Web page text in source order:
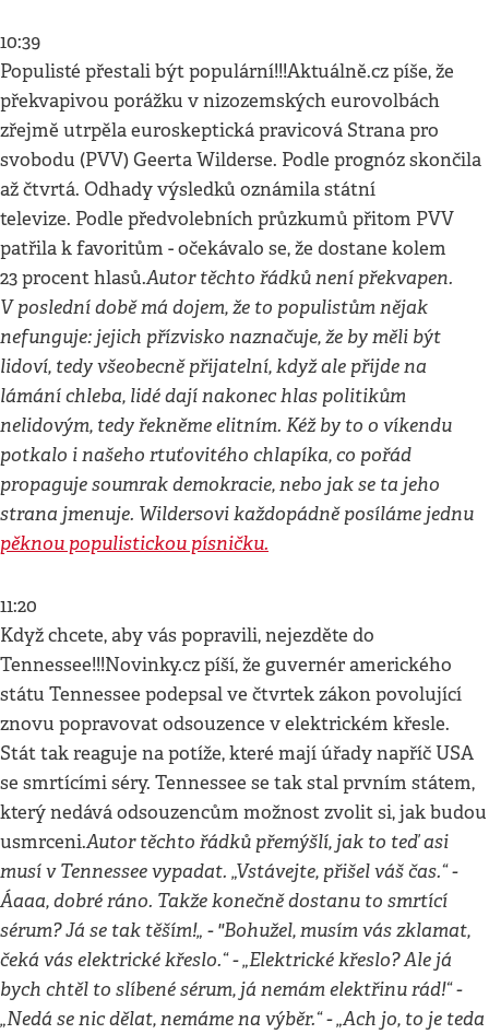
10:39
Populisté přestali být populární!!!Aktuálně.cz píše, že
překvapivou porážku v nizozemských eurovolbách
zřejmě utrpěla euroskeptická pravicová Strana pro
svobodu (PVV) Geerta Wilderse. Podle prognóz skončila
až čtvrtá. Odhady výsledků oznámila státní
televize. Podle předvolebních průzkumů přitom PVV
patřila k favoritům - očekávalo se, že dostane kolem
23 procent hlasů.Autor těchto řádků není překvapen.
V poslední době má dojem, že to populistům nějak
nefunguje: jejich přízvisko naznačuje, že by měli být
lidoví, tedy všeobecně přijatelní, když ale přijde na
lámání chleba, lidé dají nakonec hlas politikům
nelidovým, tedy řekněme elitním. Kéž by to o víkendu
potkalo i našeho rtuťovitého chlapíka, co pořád
propaguje soumrak demokracie, nebo jak se ta jeho
strana jmenuje. Wildersovi každopádně posíláme jednu
pěknou populistickou písničku.
11:20
Když chcete, aby vás popravili, nejezděte do
Tennessee!!!Novinky.cz píší, že guvernér amerického
státu Tennessee podepsal ve čtvrtek zákon povolující
znovu popravovat odsouzence v elektrickém křesle.
Stát tak reaguje na potíže, které mají úřady napříč USA
se smrtícími séry. Tennessee se tak stal prvním státem,
který nedává odsouzencům možnost zvolit si, jak budou
usmrceni.Autor těchto řádků přemýšlí, jak to teď asi
musí v Tennessee vypadat. „Vstávejte, přišel váš čas.“ -
Áaaa, dobré ráno. Takže konečně dostanu to smrtící
sérum? Já se tak těším!„ - "Bohužel, musím vás zklamat,
čeká vás elektrické křeslo.“ - „Elektrické křeslo? Ale já
bych chtěl to slíbené sérum, já nemám elektřinu rád!“ -
„Nedá se nic dělat, nemáme na výběr.“ - „Ach jo, to je teda